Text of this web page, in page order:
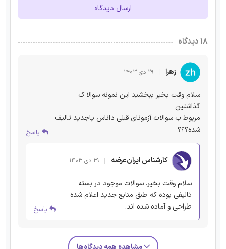
ارسال دیدگاه
۱۸ دیدگاه
زهرا ۲۹ دی ۱۴۰۳
سلام وقت بخیر ببخشید این نمونه سوالا ک
گذاشتین
مربوط ب سوالات آزمونای قبلی داناس یاجدید تالیف
شده؟؟؟
پاسخ
کارشناس ایران‌عرضه ۲۹ دی ۱۴۰۳
سلام وقت بخیر. سوالات موجود در بسته
تالیفی بوده که طبق منابع جدید اعلام شده
طراحی و آماده شده اند.
پاسخ